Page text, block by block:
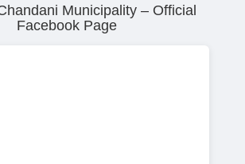
Municipality – Official
Facebook Page